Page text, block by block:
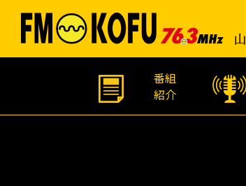
番組
紹介